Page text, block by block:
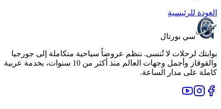
العودة للرئيسية
سي بورتال
بوابتك لرحلات لا تُنسى. ننظم عروضاً سياحية متكاملة إلى جورجيا
والقوقاز وأجمل وجهات العالم منذ أكثر من 10 سنوات، بخدمة عربية
كاملة على مدار الساعة.